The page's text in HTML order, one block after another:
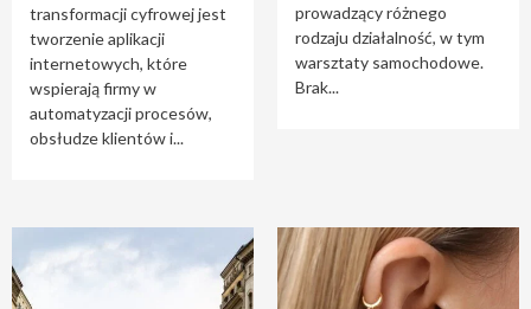
transformacji cyfrowej jest
tworzenie aplikacji
internetowych, które
wspierają firmy w
automatyzacji procesów,
obsłudze klientów i...
prowadzący różnego
rodzaju działalność, w tym
warsztaty samochodowe.
Brak...